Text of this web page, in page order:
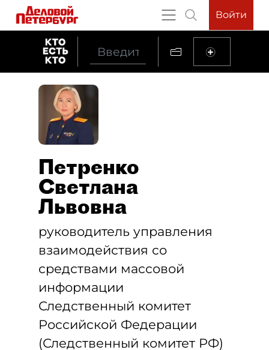
Войти
Петренко
Светлана
Львовна
руководитель управления
взаимодействия со
средствами массовой
информации
Следственный комитет
Российской Федерации
(Следственный комитет РФ)